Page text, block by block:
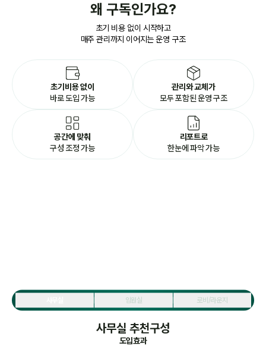
왜 구독인가요?
초기 비용 없이 시작하고
매주 관리까지 이어지는 운영 구조
초기비용 없이
바로 도입 가능
관리와 교체가
모두 포함된 운영 구조
공간에 맞춰
구성 조정 가능
리포트로
한눈에 파악 가능
임원실 로비/라운지
사무실 추천구성
도입효과